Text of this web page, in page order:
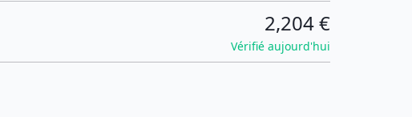
2,204 €
Vérifié aujourd'hui